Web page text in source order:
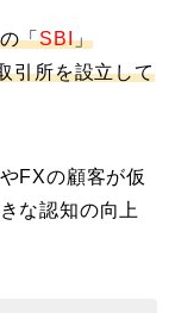
「SBI」
引所を設立して
FXの顧客が仮
な認知の向上